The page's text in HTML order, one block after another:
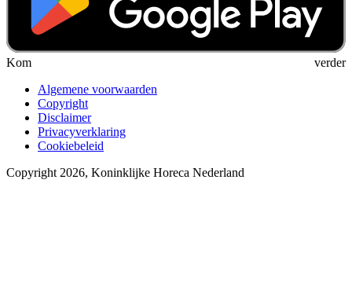
Kom verder
Algemene voorwaarden
Copyright
Disclaimer
Privacyverklaring
Cookiebeleid
Copyright 2026, Koninklijke Horeca Nederland